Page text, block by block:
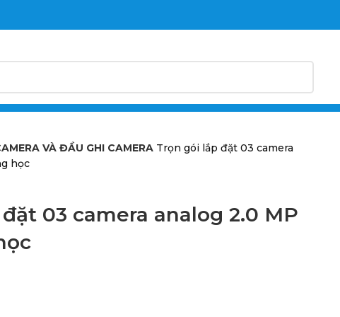
VÀ ĐẦU GHI CAMERA Trọn gói lắp đặt 03 camera
học
03 camera analog 2.0 MP